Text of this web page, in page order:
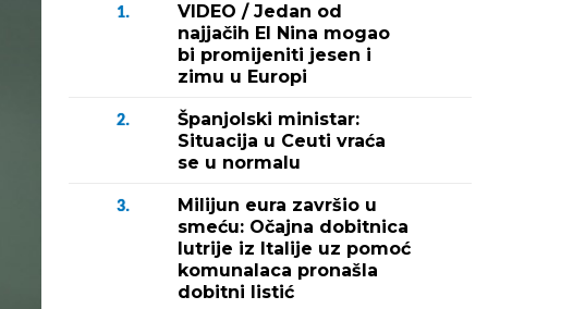
1.
VIDEO / Jedan od
najjačih El Nina mogao
bi promijeniti jesen i
zimu u Europi
2.
Španjolski ministar:
Situacija u Ceuti vraća
se u normalu
3.
Milijun eura završio u
smeću: Očajna dobitnica
lutrije iz Italije uz pomoć
komunalaca pronašla
dobitni listić